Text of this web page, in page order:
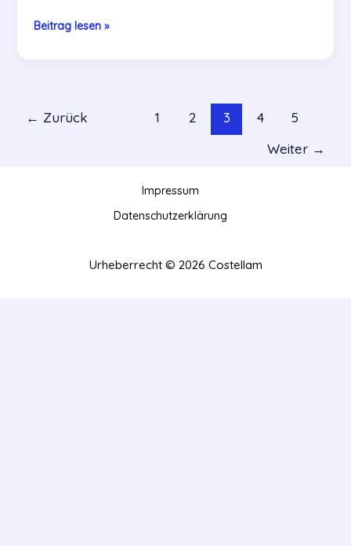
Kleiderschrank
Beitrag lesen »
← Zurück 1 2 3 4
5
Weiter →
Impressum
Datenschutzerklärung
Urheberrecht © 2026 Costellam